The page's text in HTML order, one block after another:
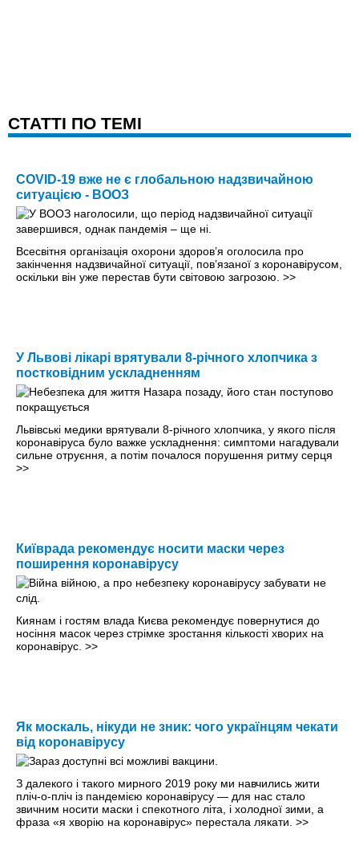
CТАТТІ ПО ТЕМІ
COVID-19 вже не є глобальною надзвичайною
ситуацією - ВООЗ
Всесвітня організація охорони здоров’я оголосила про
закінчення надзвичайної ситуації, пов’язаної з коронавірусом,
оскільки він уже перестав бути світовою загрозою. >>
У Львові лікарі врятували 8-річного хлопчика з
постковідним ускладненням
Львівські медики врятували 8-річного хлопчика, у якого після
коронавіруса було важке ускладнення: симптоми нагадували
сильне отруєння, а потім почалося порушення ритму серця
>>
Київрада рекомендує носити маски через
поширення коронавірусу
Киянам і гостям влада Києва рекомендує повернутися до
носіння масок через стрімке зростання кількості хворих на
коронавірус. >>
Як москаль, нікуди не зник: чого українцям чекати
від коронавірусу
З далекого і такого мирного 2019 року ми навчились жити
пліч-о-пліч із пандемією коронавірусу — для нас стало
звичним носити маски і спекотного літа, і холодної зими, а
фраза «я хворію на коронавірус» перестала лякати. >>